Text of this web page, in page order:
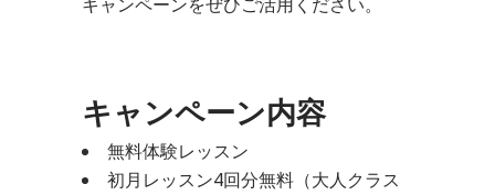
キャンペーン内容
無料体験レッスン
初月レッスン4回分無料（大人クラス